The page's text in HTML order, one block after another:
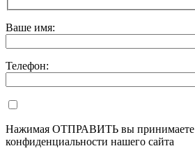
Оставьте это поле пустым.
Ваше имя:
Телефон:
Нажимая ОТПРАВИТЬ вы принимаете
конфиденциальности нашего сайта